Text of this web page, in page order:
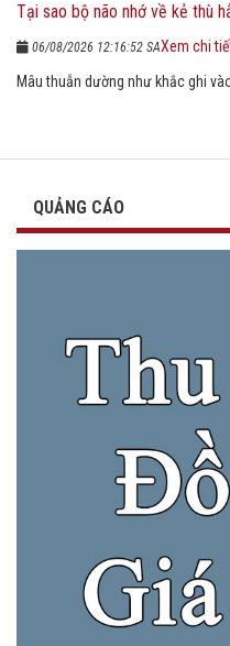
Tại sao bộ não nhớ về kẻ thù
06/08/2026 12:16:52 SA
Mâu thuẫn dường như khắc ghi
Xem chi
QUẢNG CÁO